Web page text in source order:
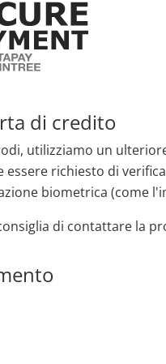
di credito
utilizziamo un
essere richiesto di
biometrica (come
di contattare la